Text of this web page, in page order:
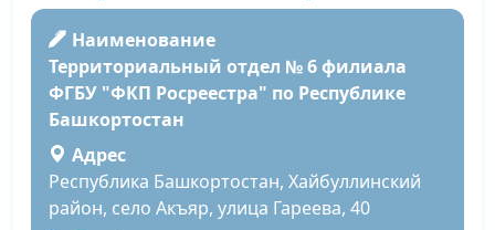
Наименование
Территориальный отдел № 6 филиала
ФГБУ "ФКП Росреестра" по Республике
Башкортостан
Адрес
Республика Башкортостан, Хайбуллинский
район, село Акъяр, улица Гареева, 40